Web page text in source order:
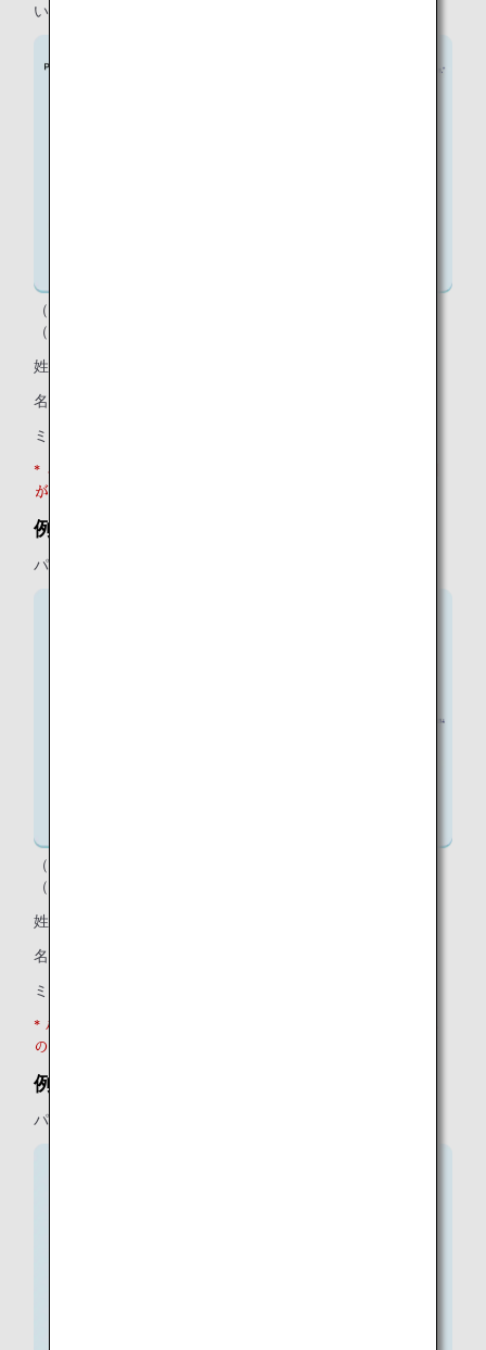
い場合
（パスポートイメージ）
（入力）
姓：SEEDALL
名：SCOTT ROBERT
ミドルネーム：空欄
* ミドルネームをお持ちでも、パスポートにミドルネーム欄
がない場合は、名欄に入力してください。
例3
パスポートに称号が記載されている場合
（パスポートイメージ）
（入力）
姓：POSHNASWADIWONG
名：MATHANIDA
ミドルネーム：空欄
* パスポートにタイトルの記載がありますが、姓欄・名欄へ
の入力は不要です。
例4
パスポートにミドルネームの欄がある場合